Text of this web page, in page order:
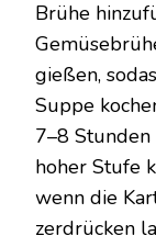
Brühe
gießen,
Suppe
7–8
hoher Stufe
wenn die
zerdrücken